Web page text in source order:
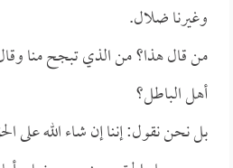
وغيرنا ضلال.
من قال هذا؟ من الذي تبجح منا
أهل الباطل؟
بل نحن نقول: إننا إن شاء الله على